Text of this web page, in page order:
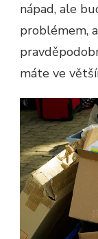
nápad, ale
problémem,
máte ve